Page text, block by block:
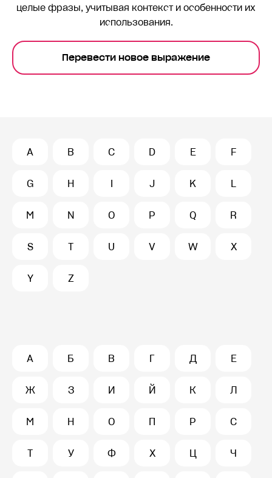
целые фразы, учитывая контекст и особенности их
использования.
Перевести новое выражение
A B C D E F
G H I J K L
M N O P Q R
S T U V W X
Y Z
А Б В Г Д Е
Ж З И Й К Л
М Н О П Р С
Т У Ф Х Ц Ч